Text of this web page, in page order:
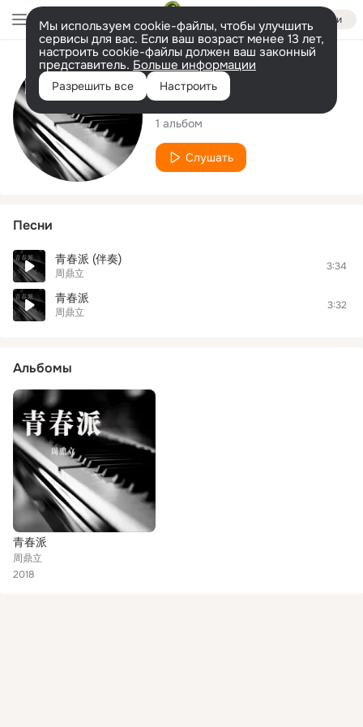
Войти
Мы используем cookie-файлы, чтобы улучшить
сервисы для вас. Если ваш возраст менее 13 лет,
настроить cookie-файлы должен ваш законный
представитель. Больше информации
Разрешить все Настроить
Исполнитель
周鼎立
1 альбом
Слушать
Песни
青春派 (伴奏)
周鼎立
3:34
青春派
周鼎立
3:32
Альбомы
青春派
周鼎立
2018